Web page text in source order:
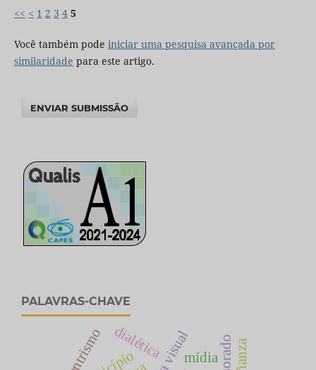
<< < 1 2 3 4 5
Você também pode iniciar uma pesquisa avançada por
similaridade para este artigo.
ENVIAR SUBMISSÃO
PALAVRAS-CHAVE
dialética mídia